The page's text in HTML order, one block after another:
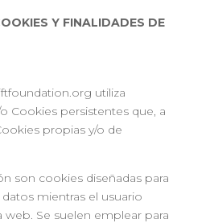
Y FINALIDADES DE
utiliza
Cookies persistentes que, a
propias y/o de
son cookies diseñadas para
mientras el usuario
web. Se suelen emplear para